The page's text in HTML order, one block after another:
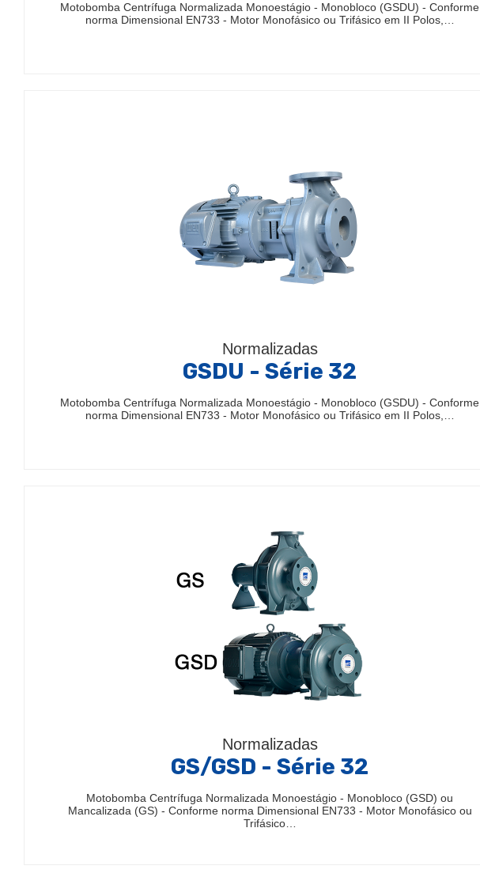
Motobomba Centrífuga Normalizada Monoestágio - Monobloco (GSDU) - Conforme
norma Dimensional EN733 - Motor Monofásico ou Trifásico em II Polos,…
Normalizadas
GSDU - Série 32
Motobomba Centrífuga Normalizada Monoestágio - Monobloco (GSDU) - Conforme
norma Dimensional EN733 - Motor Monofásico ou Trifásico em II Polos,…
Normalizadas
GS/GSD - Série 32
Motobomba Centrífuga Normalizada Monoestágio - Monobloco (GSD) ou
Mancalizada (GS) - Conforme norma Dimensional EN733 - Motor Monofásico ou
Trifásico…